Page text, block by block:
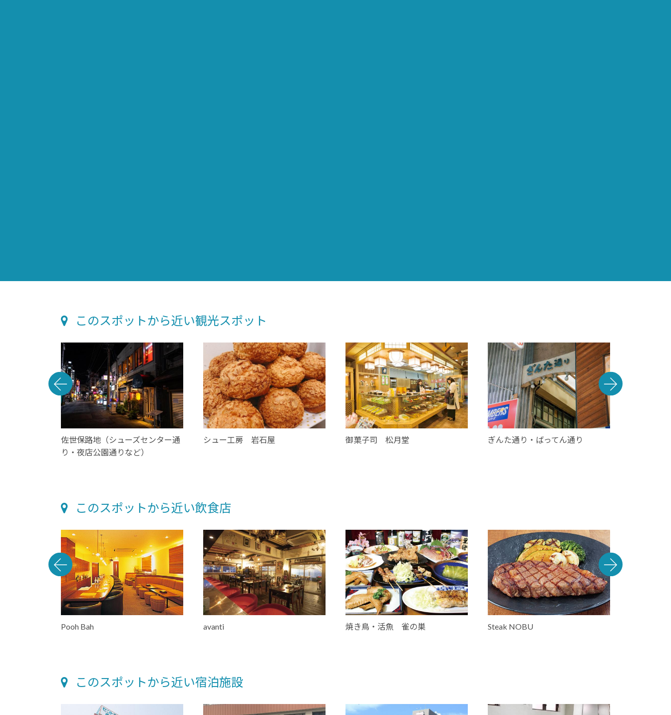
このスポットから近い観光スポット
佐世保路地（シューズセンター通
り・夜店公園通りなど）
シュー工房 岩石屋 御菓子司 松月堂 ぎんた通り・ばってん通り
このスポットから近い飲食店
Pooh Bah avanti 焼き鳥・活魚 雀の巣 Steak NOBU
このスポットから近い宿泊施設